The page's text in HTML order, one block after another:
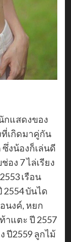
กแสดงของ
เกิดมาคู่กัน
งน้องก็เล่นดี
อง 7 ไล่เรียง
เรือน
2554 บันได
นงค์, หยก
าแตะ ปี 2557
ปี2559 ลูกไม้